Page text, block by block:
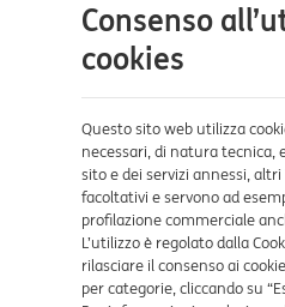
Aiuto e supporto
Dove ci trovi
Certificazioni
Consenso
cookies
Questo sito web utilizza
necessari, di natura tecnica,
sito e dei servizi annessi,
facoltativi e servono ad
profilazione commerciale
L’utilizzo è regolato dalla
rilasciare il consenso ai
per categorie, cliccando su